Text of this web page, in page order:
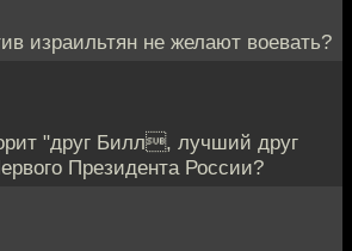
израильтян не желают воевать?
"друг Билл, лучший друг
Президента России?